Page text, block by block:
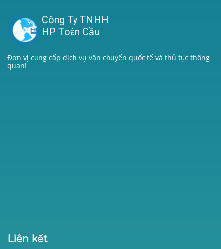
Công Ty TNHH
HP Toàn Cầu
Đơn vị cung cấp dịch vụ vận chuyển quốc tế và thủ tục thông
quan!
Liên kết